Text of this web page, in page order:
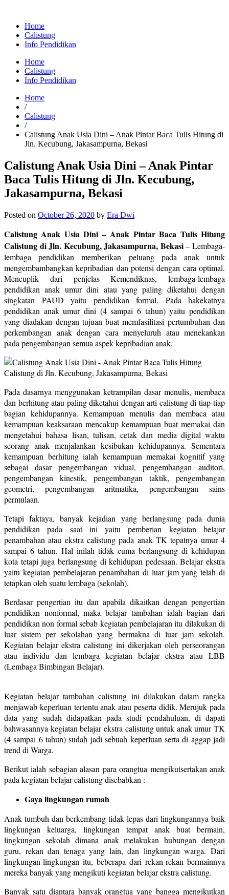
Home
Calistung
Info Pendidikan
Home
Calistung
Info Pendidikan
Home
/
Calistung
/
Calistung Anak Usia Dini – Anak Pintar Baca Tulis Hitung di
Jln. Kecubung, Jakasampurna, Bekasi
Calistung Anak Usia Dini – Anak Pintar
Baca Tulis Hitung di Jln. Kecubung,
Jakasampurna, Bekasi
Posted on October 26, 2020 by Era Dwi
Calistung Anak Usia Dini – Anak Pintar Baca Tulis Hitung
Calistung di Jln. Kecubung, Jakasampurna, Bekasi–Lembaga-
lembaga pendidikan memberikan peluang pada anak untuk
mengembambangkan kepribadian dan potensi dengan cara optimal.
Mencuplik dari penjelas Kemendiknas, lembaga-lembaga
pendidikan anak umur dini atau yang paling diketahui dengan
singkatan PAUD yaitu pendidikan formal. Pada hakekatnya
pendidikan anak umur dini (4 sampai 6 tahun) yaitu pendidikan
yang diadakan dengan tujuan buat memfasilitasi pertumbuhan dan
perkembangan anak dengan cara menyeluruh atau menekankan
pada pengembangan semua aspek kepribadian anak.
Pada dasarnya menggunakan ketrampilan dasar menulis, membaca
dan berhitung atau paling diketahui dengan arti calistung di tiap-tiap
bagian kehidupannya. Kemampuan menulis dan membaca atau
kemampuan keaksaraan mencakup kemampuan buat memakai dan
mengetahui bahasa lisan, tulisan, cetak dan media digital waktu
seorang anak menjalankan kesibukan kehidupannya. Sementara
kemampuan berhitung ialah kemampuan memakai kognitif yang
sebagai dasar pengembangan vidual, pengembangan auditori,
pengembangan kinestik, pengembangan taktik, pengembangan
geometri, pengembangan aritmatika, pengembangan sains
permulaan.
Tetapi faktaya, banyak kejadian yang berlangsung pada dunia
pendidikan pada saat ini yaitu pemberian kegiatan belajar
penambahan atau ekstra calistung pada anak TK tepatnya umur 4
sampai 6 tahun. Hal inilah tidak cuma berlangsung di kehidupan
kota tetapi juga berlangsung di kehidupan pedesaan. Belajar ekstra
yaitu kegiatan pembelajaran penambahan di luar jam yang telah di
tetapkan oleh suatu lembaga (sekolah).
Berdasar pengertian itu dan apabila dikaitkan dengan pengertian
pendidikan nonformal, maka belajar tambahan ialah bagian dari
pendidikan non formal sebab kegiatan pembelajaran itu dilakukan di
luar sistem per sekolahan yang bermakna di luar jam sekolah.
Kegiatan belajar ekstra calistung ini dikerjakan oleh perseorangan
atau individu dan lembaga kegiatan belajar ekstra atau LBB
(Lembaga Bimbingan Belajar).
Kegiatan belajar tambahan calistung ini dilakukan dalam rangka
menjawab keperluan tertentu anak atau peserta didik. Merujuk pada
data yang sudah didapatkan pada studi pendahuluan, di dapati
bahwasannya kegiatan belajar ekstra calistung untuk anak umur TK
(4 sampai 6 tahun) sudah jadi sebuah keperluan serta di aggap jadi
trend di Warga.
Berikut ialah sebagian alasan para orangtua mengikutsertakan anak
pada kegiatan belajar calistung disebabkan :
Gaya lingkungan rumah
Anak tumbuh dan berkembang tidak lepas dari lingkungannya baik
lingkungan keluarga, lingkungan tempat anak buat bermain,
lingkungan sekolah dimana anak melakukan hubungan dengan
guru, rekan dan tenaga yang lain, dan lingkungan warga. Dari
lingkungan-lingkungan itu, beberapa dari rekan-rekan bermainnya
mereka banyak yang mengikuti kegiatan belajar ekstra calistung.
Banyak satu diantara banyak orangtua yang bangga mengikutkan